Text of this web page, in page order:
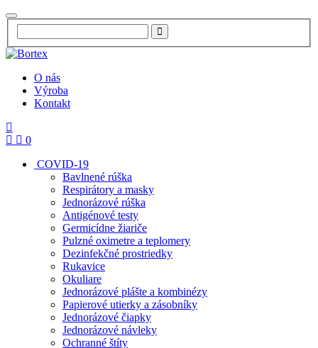
O nás
Výroba
Kontakt
0
COVID-19
Bavlnené rúška
Respirátory a masky
Jednorázové rúška
Antigénové testy
Germicídne žiariče
Pulzné oximetre a teplomery
Dezinfekčné prostriedky
Rukavice
Okuliare
Jednorázové plášte a kombinézy
Papierové utierky a zásobníky
Jednorázové čiapky
Jednorázové návleky
Ochranné štíty